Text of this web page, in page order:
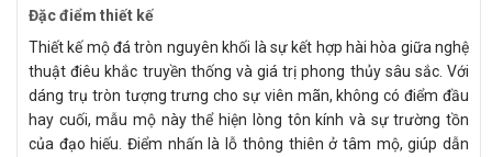
Đặc điểm thiết kế
Thiết kế mộ đá tròn nguyên khối là sự kết hợp hài hòa giữa nghệ
thuật điêu khắc truyền thống và giá trị phong thủy sâu sắc. Với
dáng trụ tròn tượng trưng cho sự viên mãn, không có điểm đầu
hay cuối, mẫu mộ này thể hiện lòng tôn kính và sự trường tồn
của đạo hiếu. Điểm nhấn là lỗ thông thiên ở tâm mộ, giúp dẫn